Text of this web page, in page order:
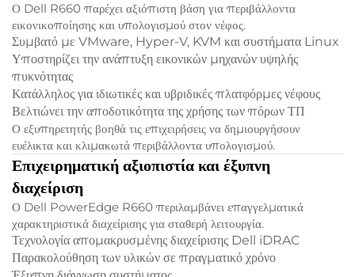
Ο Dell R660 παρέχει αξιόπιστη βάση για περιβάλλοντα
εικονικοποίησης και υπολογισμού στον νέφος.
Συμβατό με VMware, Hyper-V, KVM και συστήματα Linux
Υποστηρίζει την ανάπτυξη εικονικών μηχανών υψηλής
πυκνότητας
Κατάλληλος για ιδιωτικές και υβριδικές πλατφόρμες νέφους
Βελτιώνει την αποδοτικότητα της χρήσης των πόρων ΤΠ
Ο εξυπηρετητής βοηθά τις επιχειρήσεις να δημιουργήσουν
ευέλικτα και κλιμακωτά περιβάλλοντα υπολογισμού.
Επιχειρηματική αξιοπιστία και έξυπνη
διαχείριση
Ο Dell PowerEdge R660 περιλαμβάνει επαγγελματικά
χαρακτηριστικά διαχείρισης για σταθερή λειτουργία.
Τεχνολογία απομακρυσμένης διαχείρισης Dell iDRAC
Παρακολούθηση των υλικών σε πραγματικό χρόνο